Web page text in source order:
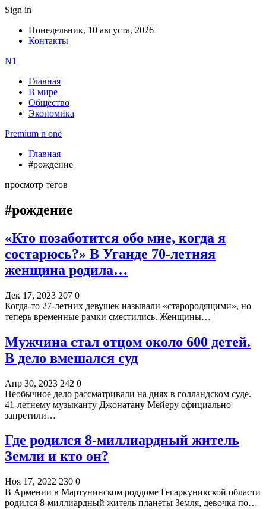
Sign in
Понедельник, 10 августа, 2026
Контакты
N1
Главная
В мире
Общество
Экономика
Premium n one
Главная
#рождение
просмотр тегов
#рождение
«Кто позаботится обо мне, когда я
состарюсь?» В Уганде 70-летняя
женщина родила…
Дек 17, 2023 207 0
Когда-то 27-летних девушек называли «старородящими», но
теперь временные рамки сместились. Женщины…
Мужчина стал отцом около 600 детей.
В дело вмешался суд
Апр 30, 2023 242 0
Необычное дело рассматривали на днях в голландском суде.
41-летнему музыканту Джонатану Мейеру официально
запретили…
Где родился 8-миллиардный житель
Земли и кто он?
Ноя 17, 2022 230 0
В Армении в Мартунинском роддоме Гегаркуникской области
родился 8-миллиардный житель планеты Земля, девочка по…